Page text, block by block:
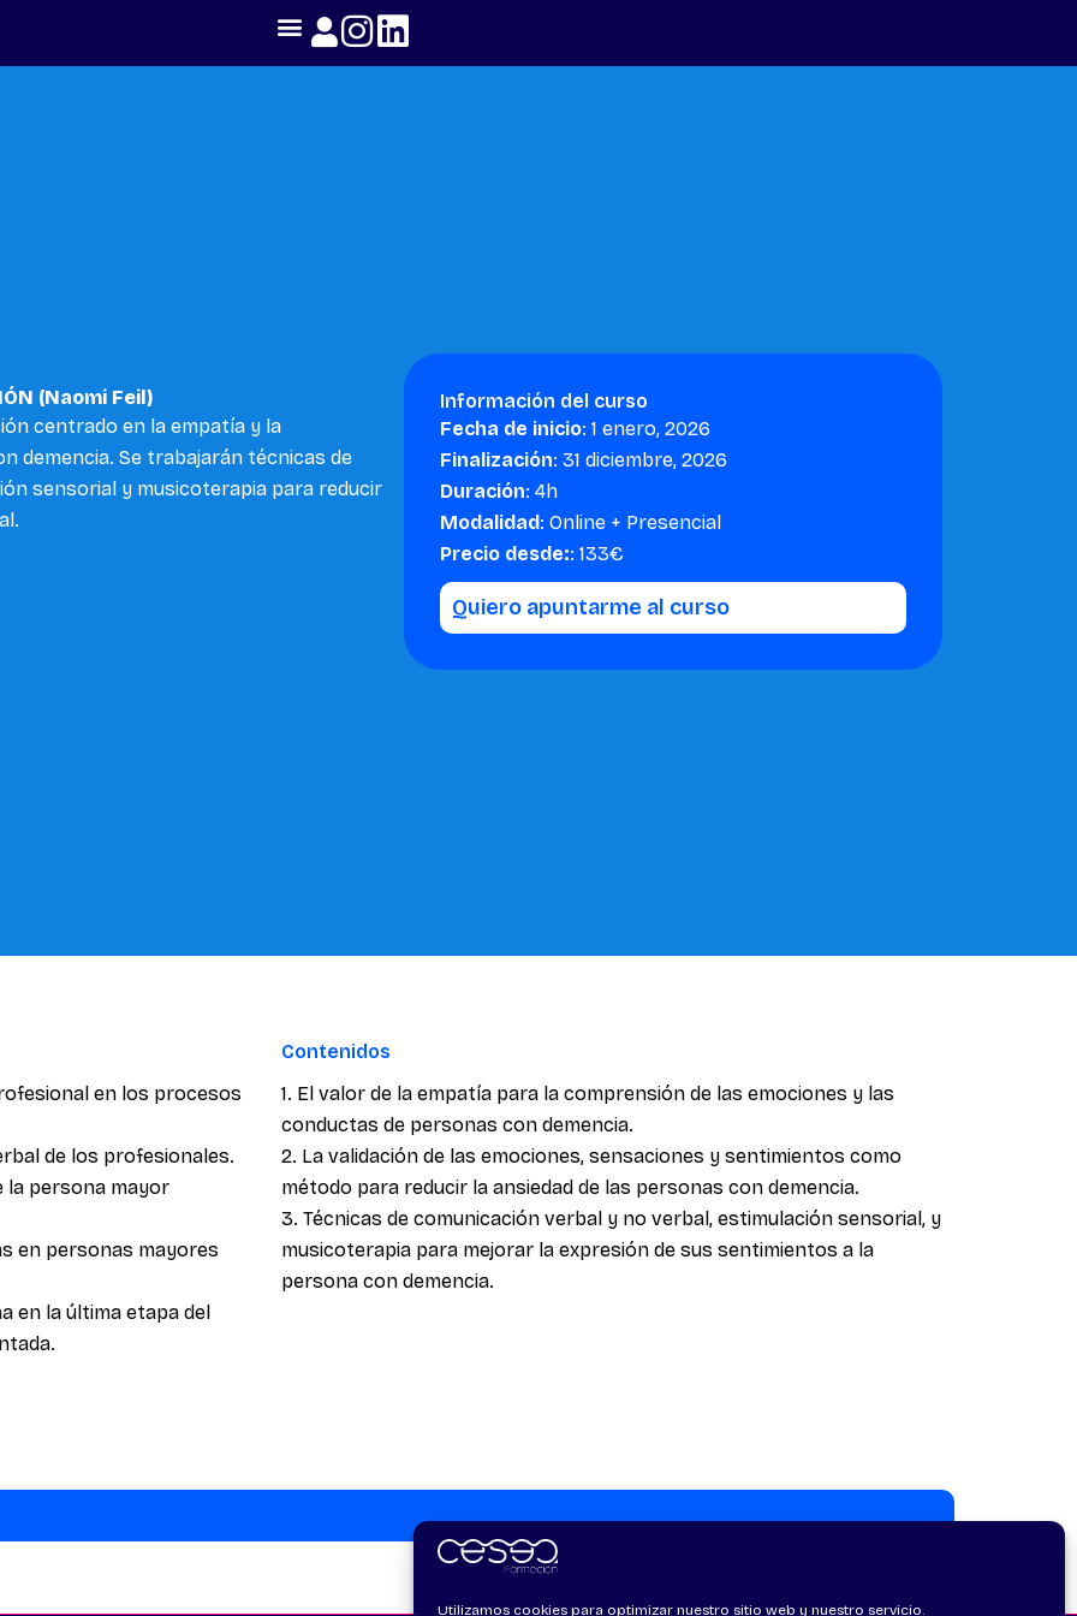
Utilizamos cookies para optimizar nuestro sitio web y nuestro servicio.
(Naomi Feil)
centrado en la empatía y la
demencia. Se trabajarán técnicas de
sensorial y musicoterapia para reducir
Información del curso
Fecha de inicio: 1 enero, 2026
Finalización: 31 diciembre, 2026
Duración: 4h
Modalidad: Online + Presencial
Precio desde:: 133€
Quiero apuntarme al curso
en los procesos
de los profesionales.
la persona mayor
en personas mayores
en la última etapa del
Contenidos
1. El valor de la empatía para la comprensión de las emociones y las
conductas de personas con demencia.
2. La validación de las emociones, sensaciones y sentimientos como
método para reducir la ansiedad de las personas con demencia.
3. Técnicas de comunicación verbal y no verbal, estimulación sensorial, y
musicoterapia para mejorar la expresión de sus sentimientos a la
persona con demencia.